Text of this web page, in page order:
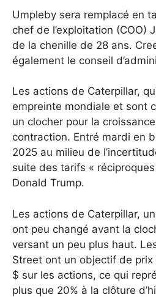
Umpleby sera remplacé en
chef de l’exploitation (COO)
de la chenille de 28 ans.
également le conseil
Les actions de Caterpillar,
empreinte mondiale et sont
un clocher pour la
contraction. Entré mardi en
2025 au milieu de
suite des tarifs «
Donald Trump.
Les actions de Caterpillar,
ont peu changé avant la
versant un peu plus haut.
Street ont un objectif de prix
$ sur les actions, ce qui
plus que 20% à la clôture